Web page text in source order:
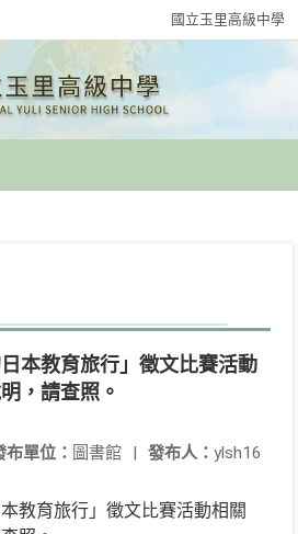
國立玉里高級中學
本教育旅行」徵文比賽活動
，請查照。
發布人： ylsh16
布單位： 圖書館 |
教育旅行」徵文比賽活動相關